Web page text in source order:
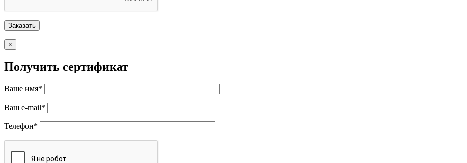
×
Получить сертификат
Ваше имя*
Ваш e-mail*
Телефон*